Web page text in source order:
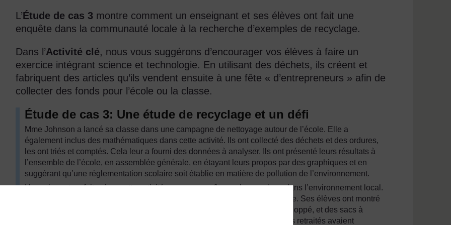
L’Étude de cas 3 montre comment un enseignant et ses élèves ont fait une
enquête dans la communauté locale à la recherche d’exemples de recyclage.
Dans l’Activité clé, nous vous suggérons d’encourager vos élèves à faire un
exercice intégrant science et technologie. En utilisant des déchets, ils créent et
fabriquent des articles qu’ils vendent ensuite à une fête « d’entrepreneurs » afin de
collecter des fonds pour l’école ou la classe.
Étude de cas 3: Une étude de recyclage et un défi
Mme Johnson a lancé sa classe dans une campagne de nettoyage autour de l’école. Elle a
également inclus des mathématiques dans cette activité. Ils ont collecté des déchets et des ordures,
les ont triés et comptés. Cela leur a fourni des données à analyser. Ils ont présenté leurs résultats à
l’ensemble de l’école, en assemblée générale, en étayant leurs propos par des graphiques et en
suggérant qu’une réglementation scolaire soit établie en matière de pollution de l’environnement.
L’enseignante a fait suivre cette activité par une enquête sur le recyclage dans l’environnement local.
Cela a également été présenté au cours d’une assemblée générale à l’école. Ses élèves ont montré
les ballons de football que les enfants avaient fait à partir de plastique enveloppé, et des sacs à
mains et des bourses, très utiles et esthétiquement très réussis, que certains retraités avaient